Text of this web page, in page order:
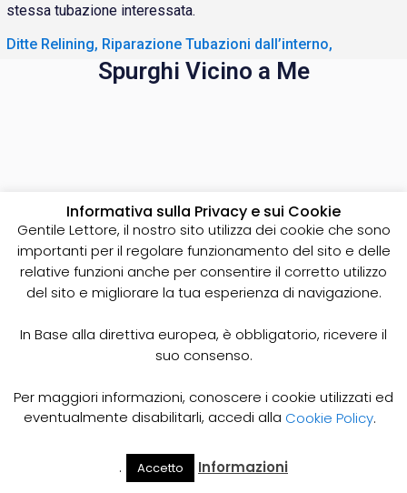
stessa tubazione interessata.
Ditte Relining, Riparazione Tubazioni dall’interno,
Spurghi Vicino a Me
RIPARAZIONE TUBAZIONE
Cerca Il Mio
Informativa sulla Privacy e sui Cookie
Gentile Lettore, il nostro sito utilizza dei cookie che sono
importanti per il regolare funzionamento del sito e delle
relative funzioni anche per consentire il corretto utilizzo
del sito e migliorare la tua esperienza di navigazione.
In Base alla direttiva europea, è obbligatorio, ricevere il
suo consenso.
Per maggiori informazioni, conoscere i cookie utilizzati ed
eventualmente disabilitarli, accedi alla Cookie Policy.
. Accetto Informazioni